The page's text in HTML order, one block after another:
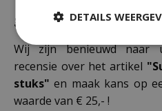
grondpen 25 stuks"
Wij zijn benieuwd naar
recensie over het artikel
stuks" en maak kans op
waarde van € 25,- !
DETAILS